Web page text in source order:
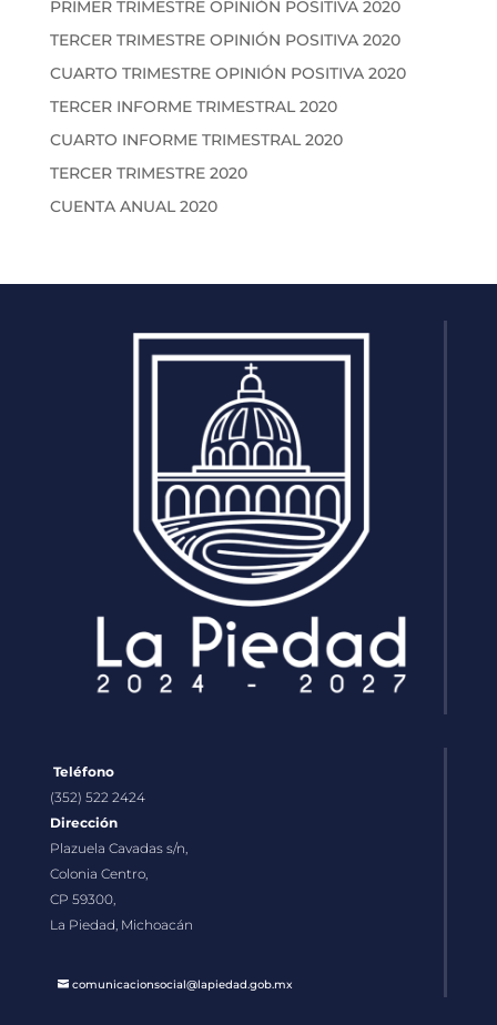
PRIMER TRIMESTRE OPINIÓN POSITIVA 2020
TERCER TRIMESTRE OPINIÓN POSITIVA 2020
CUARTO TRIMESTRE OPINIÓN POSITIVA 2020
TERCER INFORME TRIMESTRAL 2020
CUARTO INFORME TRIMESTRAL 2020
TERCER TRIMESTRE 2020
CUENTA ANUAL 2020
Teléfono
(352) 522 2424
Dirección
Plazuela Cavadas s/n,
Colonia Centro,
CP 59300,
La Piedad, Michoacán
comunicacionsocial@lapiedad.gob.mx